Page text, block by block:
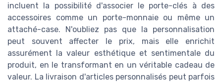
incluent la possibilité d'associer le porte-clés à des
accessoires comme un porte-monnaie ou même un
attaché-case. N'oubliez pas que la personnalisation
peut souvent affecter le prix, mais elle enrichit
assurément la valeur esthétique et sentimentale du
produit, en le transformant en un véritable cadeau de
valeur. La livraison d'articles personnalisés peut parfois